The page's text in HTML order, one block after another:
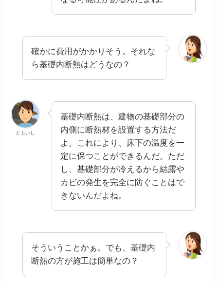
確かに費用がかかりそう。それな
ら基礎内断熱はどうなの？
ともいし
基礎内断熱は、建物の基礎部分の
内側に断熱材を設置する方法だ
よ。これにより、床下の温度を一
定に保つことができるんだ。ただ
し、基礎部分が冷えるから結露や
カビの発生を完全に防ぐことはで
きないんだよね。
そういうことかぁ。でも、基礎内
断熱の方が施工は簡単なの？